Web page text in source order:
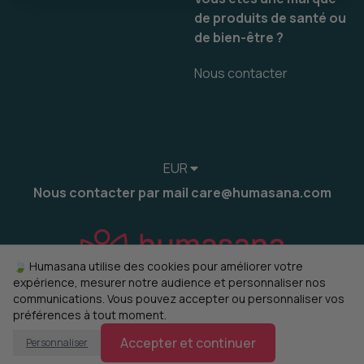
de produits de santé ou
de bien-être ?
Nous contacter
EUR
Nous contacter par mail care@humasana.com
© 2022-2026 humasana Gérer mes cookies
🍃 Humasana utilise des cookies pour améliorer votre
expérience, mesurer notre audience et personnaliser nos
communications. Vous pouvez accepter ou personnaliser vos
préférences à tout moment.
Personnaliser Accepter et continuer